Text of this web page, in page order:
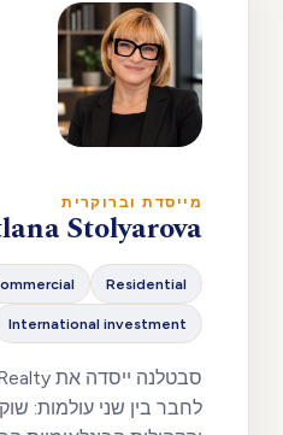
מייסדת וברוקרית
Stolyarova
Residential
Commercial
International investment
לחבר בין שני עולמות: שוק